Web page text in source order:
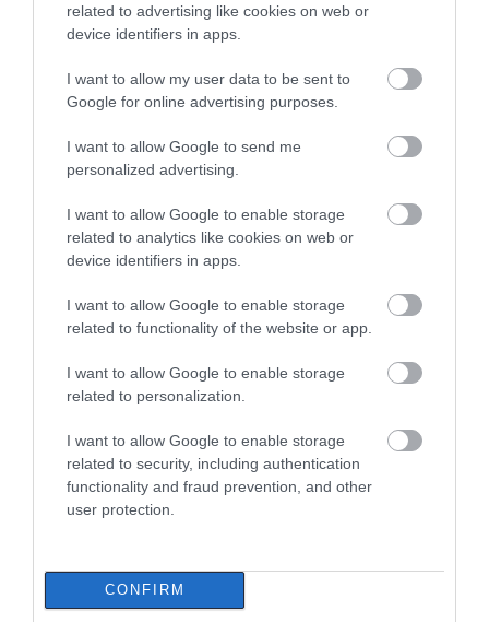
related to advertising like cookies on web or
device identifiers in apps.
I want to allow my user data to be sent to
Google for online advertising purposes.
I want to allow Google to send me
personalized advertising.
I want to allow Google to enable storage
related to analytics like cookies on web or
device identifiers in apps.
I want to allow Google to enable storage
related to functionality of the website or app.
I want to allow Google to enable storage
related to personalization.
I want to allow Google to enable storage
related to security, including authentication
functionality and fraud prevention, and other
user protection.
CONFIRM
ΔΙΑΒΑΣΤΕ ΕΠΙΣΗΣ
Νέο τροχαίο με υλικές ζημιές